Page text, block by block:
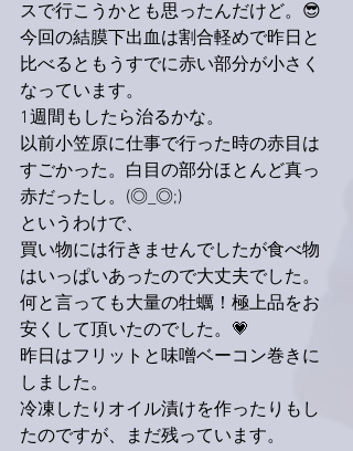
スで行こうかとも思ったんだけど。😎
今回の結膜下出血は割合軽めで昨日と
比べるともうすでに赤い部分が小さく
なっています。
1週間もしたら治るかな。
以前小笠原に仕事で行った時の赤目は
すごかった。白目の部分ほとんど真っ
赤だったし。(◎_◎;)
というわけで、
買い物には行きませんでしたが食べ物
はいっぱいあったので大丈夫でした。
何と言っても大量の牡蠣！極上品をお
安くして頂いたのでした。💗
昨日はフリットと味噌ベーコン巻きに
しました。
冷凍したりオイル漬けを作ったりもし
たのですが、まだ残っています。